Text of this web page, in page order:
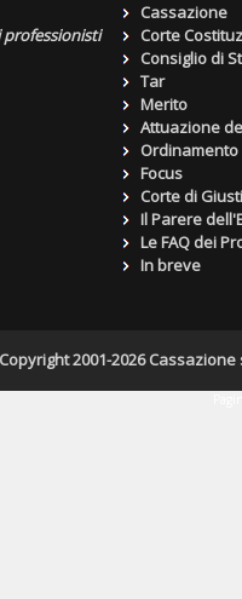
Cassazione
Corte
Consiglio di
Tar
Merito
Attuazione
Focus
Corte di
Il Parere
Le FAQ dei
In breve
2001-2026 Cassazione